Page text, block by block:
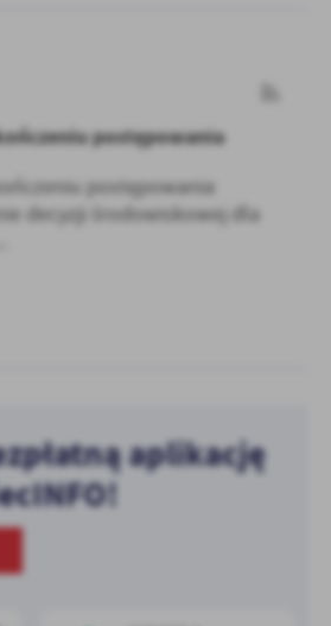
postępowania
postępowania
decyzji środowiskowej dla
aplikację